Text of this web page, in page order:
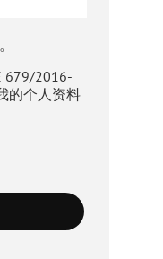
679/2016-
的个人资料